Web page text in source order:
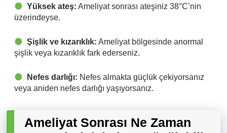
Yüksek ateş: Ameliyat sonrası ateşiniz 38°C’nin
üzerindeyse.
Şişlik ve kızarıklık: Ameliyat bölgesinde anormal
şişlik veya kızarıklık fark ederseniz.
Nefes darlığı: Nefes almakta güçlük çekiyorsanız
veya aniden nefes darlığı yaşıyorsanız.
Ameliyat Sonrası Ne Zaman